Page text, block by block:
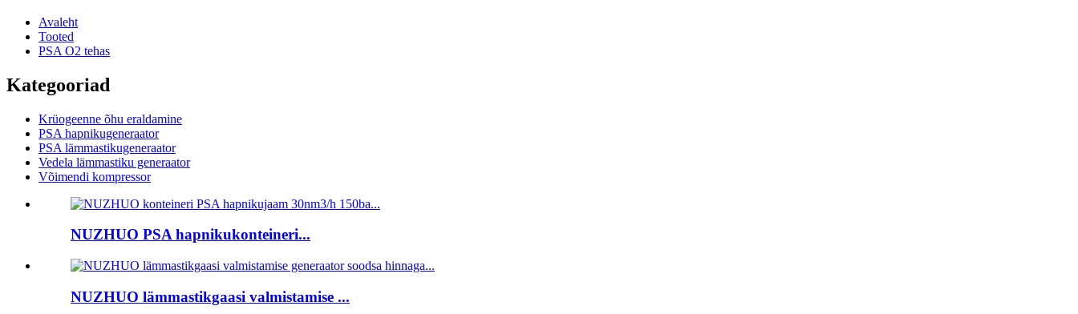
Avaleht
Tooted
PSA O2 tehas
Kategooriad
Krüogeenne õhu eraldamine
PSA hapnikugeneraator
PSA lämmastikugeneraator
Vedela lämmastiku generaator
Võimendi kompressor
NUZHUO PSA hapnikukonteineri...
NUZHUO lämmastikgaasi valmistamise ...